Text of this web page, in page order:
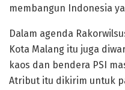
membangun Indonesia
Dalam agenda
Kota Malang itu juga
kaos dan bendera PSI
Atribut itu dikirim untuk